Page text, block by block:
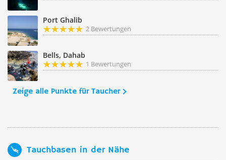
Port Ghalib
2 Bewertungen
Bells, Dahab
1 Bewertungen
Zeige alle Punkte für Taucher
Tauchbasen in der Nähe